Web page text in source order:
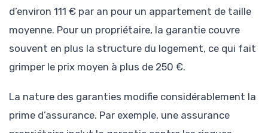
d’environ 111 € par an pour un appartement de taille
moyenne. Pour un propriétaire, la garantie couvre
souvent en plus la structure du logement, ce qui fait
grimper le prix moyen à plus de 250 €.
La nature des garanties modifie considérablement la
prime d’assurance. Par exemple, une assurance